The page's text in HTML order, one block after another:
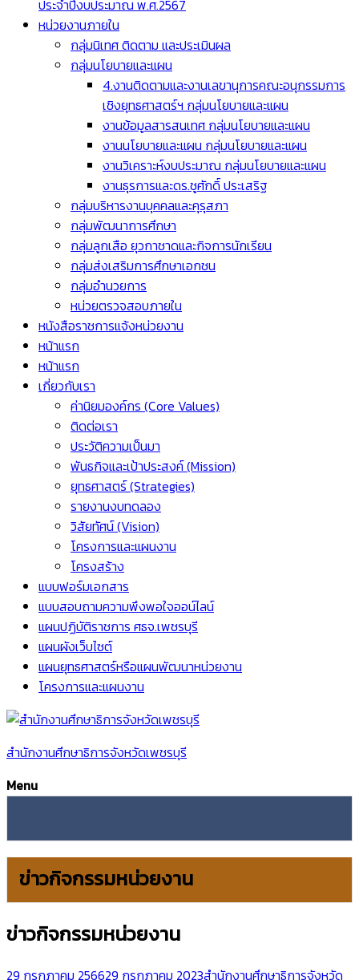
ประจำปีงบประมาณ พ.ศ.2567
หน่วยงานภายใน
กลุ่มนิเทศ ติดตาม และประเมินผล
กลุ่มนโยบายและแผน
4.งานติดตามและงานเลขานุการคณะอนุกรรมการ
เชิงยุทธศาสตร์ฯ กลุ่มนโยบายและแผน
งานข้อมูลสารสนเทศ กลุ่มนโยบายและแผน
งานนโยบายและแผน กลุ่มนโยบายและแผน
งานวิเคราะห์งบประมาณ กลุ่มนโยบายและแผน
งานธุรการและดร.ชูศักดิ์ ประเสริฐ
กลุ่มบริหารงานบุคคลและคุรุสภา
กลุ่มพัฒนาการศึกษา
กลุ่มลูกเสือ ยุวกาชาดและกิจการนักเรียน
กลุ่มส่งเสริมการศึกษาเอกชน
กลุ่มอำนวยการ
หน่วยตรวจสอบภายใน
หนังสือราชการแจ้งหน่วยงาน
หน้าแรก
หน้าแรก
เกี่ยวกับเรา
ค่านิยมองค์กร (Core Values)
ติดต่อเรา
ประวัติความเป็นมา
พันธกิจและเป้าประสงค์ (Mission)
ยุทธศาสตร์ (Strategies)
รายงานงบทดลอง
วิสัยทัศน์ (Vision)
โครงการและแผนงาน
โครงสร้าง
แบบฟอร์มเอกสาร
แบบสอบถามความพึงพอใจออน์ไลน์
แผนปฏิบัติราชการ ศธจ.เพชรบุรี
แผนผังเว็บไซต์
แผนยุทธศาสตร์หรือแผนพัฒนาหน่วยงาน
โครงการและแผนงาน
สำนักงานศึกษาธิการจังหวัดเพชรบุรี
Menu
ข่าวกิจกรรมหน่วยงาน
ข่าวกิจกรรมหน่วยงาน
29 กรกฎาคม 256629 กรกฎาคม 2023สำนักงานศึกษาธิการจังหวัด